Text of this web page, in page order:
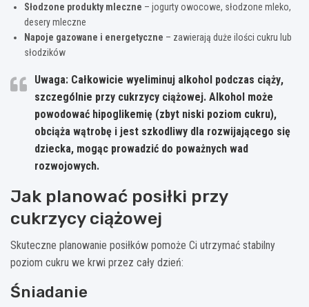
Słodzone produkty mleczne – jogurty owocowe, słodzone mleko,
desery mleczne
Napoje gazowane i energetyczne – zawierają duże ilości cukru lub
słodzików
Uwaga: Całkowicie wyeliminuj alkohol podczas ciąży,
szczególnie przy cukrzycy ciążowej. Alkohol może
powodować hipoglikemię (zbyt niski poziom cukru),
obciąża wątrobę i jest szkodliwy dla rozwijającego się
dziecka, mogąc prowadzić do poważnych wad
rozwojowych.
Jak planować posiłki przy
cukrzycy ciążowej
Skuteczne planowanie posiłków pomoże Ci utrzymać stabilny
poziom cukru we krwi przez cały dzień:
Śniadanie